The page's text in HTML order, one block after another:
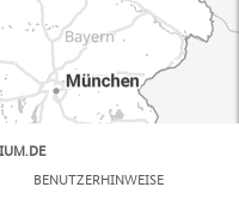
BENUTZERHINWEISE